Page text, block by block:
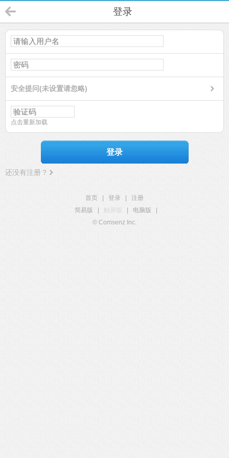
登录
安全提问(未设置请忽略)
点击重新加载
登录
还没有注册？
首页 登录
注册
简易版
触屏版 电脑版
© Comsenz Inc.